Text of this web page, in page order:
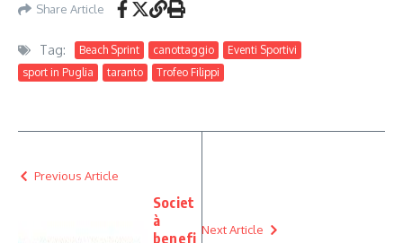
Share Article
Tag: Beach Sprint canottaggio
Eventi Sportivi
sport in Puglia
taranto Trofeo Filippi
Previous Article
Societ
à
benefi Next Article